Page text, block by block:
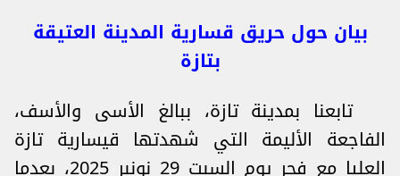
بيان حول حريق قسارية المدينة العتيقة
بتازة
تابعنا بمدينة تازة، ببالغ الأسى والأسف،
الفاجعة الأليمة التي شهدتها قيسارية تازة
العليا مع فجر يوم السبت 29 نونبر 2025، بعدما